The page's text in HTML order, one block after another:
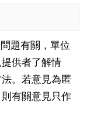
題有關，單位
供者了解情
。若意見為匿
有關意見只作